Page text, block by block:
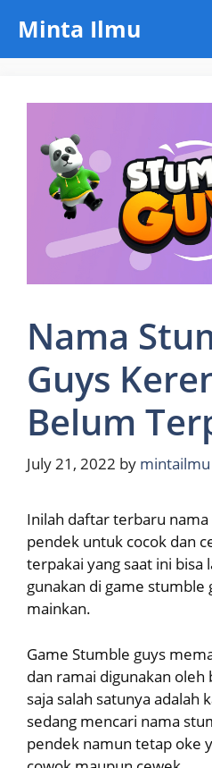
content
Minta Ilmu
Nama
Guys
Belum
July 21, 2022 by mintailmu
Inilah daftar terbaru
pendek untuk cocok dan
terpakai yang saat ini bisa
gunakan di game stumble
mainkan.
Game Stumble guys
dan ramai digunakan oleh
saja salah satunya adalah
sedang mencari nama
pendek namun tetap oke